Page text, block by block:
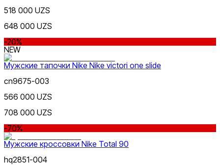
Бежевый
Многоцветный
518 000 UZS
648 000 UZS
-20%
NEW
Мужские тапочки Nike Nike victori one slide
cn9675-003
566 000 UZS
708 000 UZS
-70%
Мужские кроссовки Nike Total 90
hq2851-004